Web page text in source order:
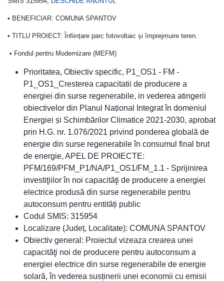
• BENEFICIAR: COMUNA SPANTOV
• TITLU PROIECT: Înființare parc fotovoltaic și împrejmuire teren.
• Fondul pentru Modernizare (MEFM)
Prioritatea, Obiectiv specific, P1_OS1 - FM -
P1_OS1_Cresterea capacitatii de producere a
energiei din surse regenerabile, in vederea atingerii
obiectivelor din Planul Național Integrat în domeniul
Energiei și Schimbărilor Climatice 2021-2030, aprobat
prin H.G. nr. 1.076/2021 privind ponderea globală de
energie din surse regenerabile în consumul final brut
de energie, APEL DE PROIECTE:
PFM/169/PFM_P1/NA/P1_OS1/FM_1.1 - Sprijinirea
investiţiilor în noi capacităţi de producere a energiei
electrice produsă din surse regenerabile pentru
autoconsum pentru entități public
Codul SMIS: 315954
Localizare (Județ, Localitate): COMUNA SPANTOV
Obiectiv general: Proiectul vizeaza crearea unei
capacităţi noi de producere pentru autoconsum a
energiei electrice din surse regenerabile de energie
solară, în vederea susținerii unei economii cu emisii